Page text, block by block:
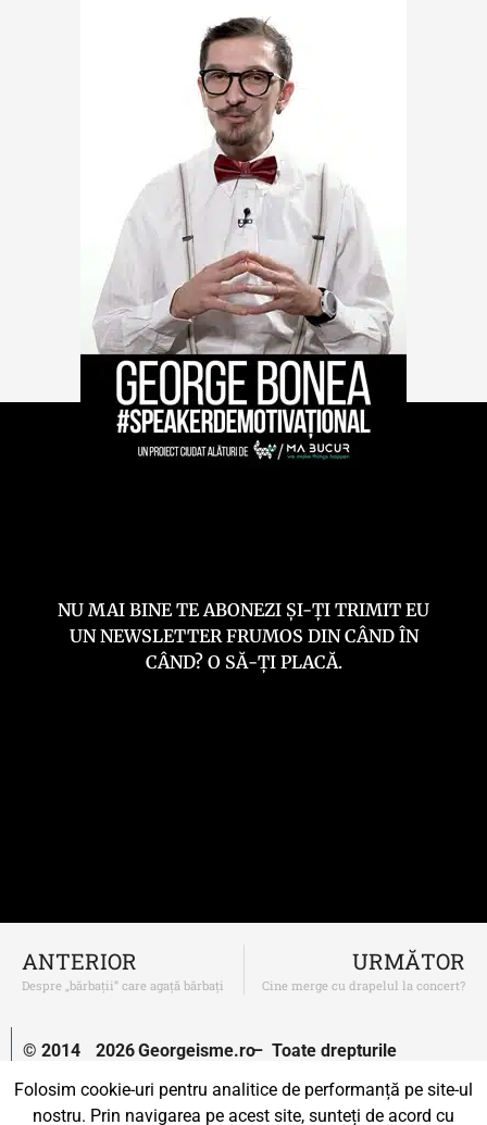
NU MAI BINE TE ABONEZI ȘI-ȚI TRIMIT EU
UN NEWSLETTER FRUMOS DIN CÂND ÎN
CÂND? O SĂ-ȚI PLACĂ.
ANTERIOR
Despre „bărbații” care agață bărbați
URMĂTOR
Cine merge cu drapelul la concert?
© 2014
2026Georgeisme.ro– Toate drepturile
Un proiect susținut deUprise.
Folosim cookie-uri pentru analitice de performanță pe site-ul
nostru. Prin navigarea pe acest site, sunteți de acord cu